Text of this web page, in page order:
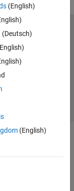
(English)
(Deutsch)
(English)
Richtlinien